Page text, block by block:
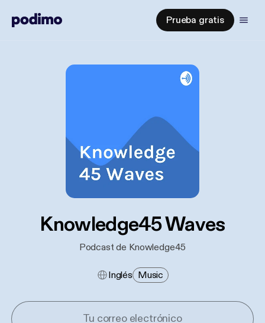
Prueba gratis
Knowledge45 Waves
Podcast de Knowledge45
Inglés Music